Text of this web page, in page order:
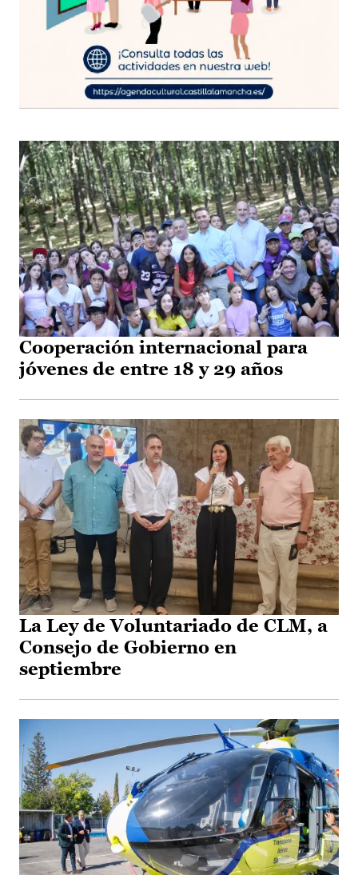
Cooperación internacional para
jóvenes de entre 18 y 29 años
La Ley de Voluntariado de CLM, a
Consejo de Gobierno en
septiembre